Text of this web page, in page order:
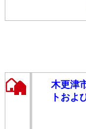
木更津
トおよ